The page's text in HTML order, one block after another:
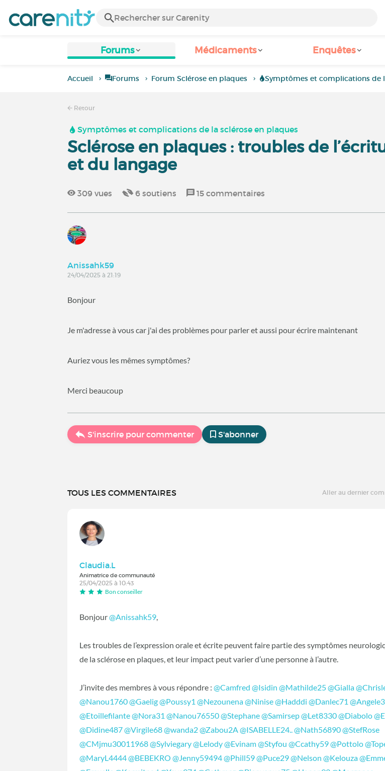
Forums Médicaments Enquêtes
Accueil Forums Forum Sclérose en plaques Symptômes et complications de
Retour
Symptômes et complications de la sclérose en plaques
Sclérose en plaques : troubles de
et du langage
309 vues 6 soutiens 15 commentaires
Anissahk59
24/04/2025 à 21:19
Bonjour
Je m'adresse à vous car j'ai des problèmes pour parler et aussi pour écrire maintenant
Auriez vous les mêmes symptômes?
Merci beaucoup
S'inscrire pour commenter S'abonner
TOUS LES COMMENTAIRES Aller au dernier
Claudia.L
Animatrice de communauté
25/04/2025 à 10:43
Bon conseiller
Bonjour@Anissahk59,
Les troubles de l’expression orale et écrite peuvent faire partie des symptômes
de la sclérose en plaques, et leur impact peut varier d’une personne à l’autre.
J’invite des membres à vous répondre :@Camfred @Isidin @Mathilde25@Gialla
@Nanou1760@Gaelig@Poussy1 @Nezounena@Ninise@Hadddi @Danlec71
@Etoillefilante@Nora31 @Nanou76550@Stephane@Samirsep@Let8330@Diabolo
@Didine487@Virgile68@wanda2@Zabou2A@ISABELLE24..@Nath56890@StefRose
@CMjmu30011968@Sylviegary@Lelody@Evinam@Styfou @Ccathy59@Pottolo
@MaryL4444@BEBEKRO @Jenny59494@Phill59@Puce29@Nelson @Kelouza